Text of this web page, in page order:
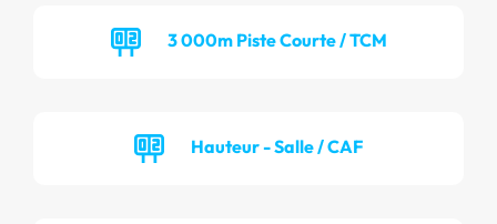
3 000m Piste Courte / TCM
Hauteur - Salle / CAF